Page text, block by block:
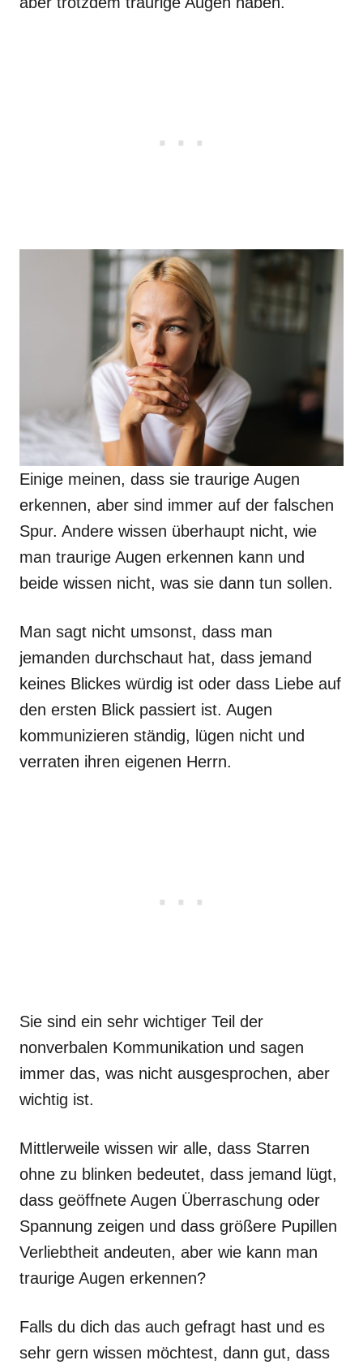
Einige meinen, dass sie traurige Augen
erkennen, aber sind immer auf der falschen
Spur. Andere wissen überhaupt nicht, wie
man traurige Augen erkennen kann und
beide wissen nicht, was sie dann tun sollen.
Man sagt nicht umsonst, dass man
jemanden durchschaut hat, dass jemand
keines Blickes würdig ist oder dass Liebe auf
den ersten Blick passiert ist. Augen
kommunizieren ständig, lügen nicht und
verraten ihren eigenen Herrn.
Sie sind ein sehr wichtiger Teil der
nonverbalen Kommunikation und sagen
immer das, was nicht ausgesprochen, aber
wichtig ist.
Mittlerweile wissen wir alle, dass Starren
ohne zu blinken bedeutet, dass jemand lügt,
dass geöffnete Augen Überraschung oder
Spannung zeigen und dass größere Pupillen
Verliebtheit andeuten, aber wie kann man
traurige Augen erkennen?
Falls du dich das auch gefragt hast und es
sehr gern wissen möchtest, dann gut, dass